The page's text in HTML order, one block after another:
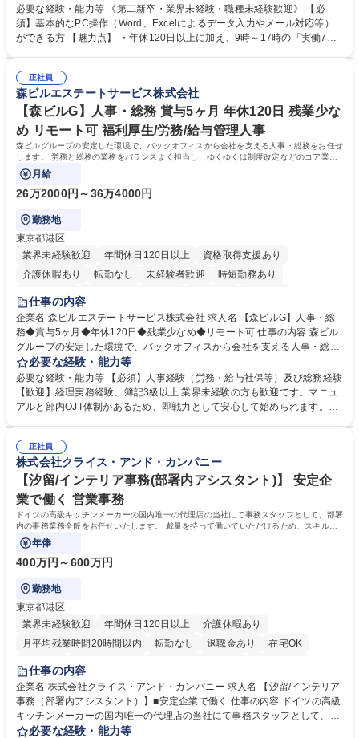
営事務局業務などにも幅広く携わっていただきます。 【会員管理・データ
入力業務】 ・医師（会員）の住所変更、個人情報のシステム登録・更新
・年会費の徴収管理や入金データの照合確認 【問い合わせ対応】 ・会員
年休120日/デスクワーク中心で残業少なめ
必要な経験・能力等 《第二新卒・業界未経験・職種未経験歓迎》 【必
須】基本的なPC操作（Word、Excelによるデータ入力やメール対応等）
ができる方 【魅力点】 ・年休120日以上に加え、9時～17時の「実働7時
整、資料作成、当日の運営サポート 学歴・資格 学歴：大学院 大学 語学
力： 資格：
正社員
森ビルエステートサービス株式会社
【森ビルG】人事・総務 賞与5ヶ月 年休120日 残業少な
め リモート可 福利厚生/労務/給与管理人事
森ビルグループの安定した環境で、バックオフィスから会社を支える人事・総務をお任せ
します。 労務と総務の業務をバランスよく担当し、ゆくゆくは制度改定などのコア業務
にも挑戦できる、やりがいある環境です。
月給
26万2000円～36万4000円
勤務地
東京都港区
業界未経験歓迎
年間休日120日以上
資格取得支援あり
介護休暇あり
転勤なし 未経験者歓迎
時短勤務あり
経験者歓迎
完全週休2日制
交通費支給 長期歓迎 駅近5分以内 土日祝休み
仕事の内容
企業名 森ビルエステートサービス株式会社 求人名 【森ビルG】人事・総
務◆賞与5ヶ月◆年休120日◆残業少なめ◆リモート可 仕事の内容 森ビル
グループの安定した環境で、バックオフィスから会社を支える人事・総務
をお任せします。 労務と総務の業務をバランスよく担当し、ゆくゆくは制
度改定などのコア業務にも挑戦できる、やりがいある環境です。 ■勤怠管
理、給与計算、社会保険手続き、年末調整等の労務管理全般 ■入退社手続
き、社内規定の改定や人事制度改定などのコア業務 ■社内イベントの企画
でも質問・相談できる環境が整っているため、安心して成長できます。 募
集職種 【森ビルG】人事・総務◆賞与5ヶ月◆年休120日◆残業少なめ◆
リモート可
必要な経験・能力等
必要な経験・能力等 【必須】人事経験（労務・給与社保等）及び総務経験
【歓迎】経理実務経験、簿記3級以上 業界未経験の方も歓迎です。マニュ
アルと部内OJT体制があるため、即戦力として安心して始められます。
務に挑戦できるため、自身の成長と組織への貢献度をダイレクトに実感で
きます。 残業少なめ、週1日リモート可など、ワークライフバランスを保
ち長期活躍できる環境です。 「これまでの幅広い経験を活かし、長期的な
キャリアを築きたい」という前向きな意欲と挑戦を全力で応援します。 学
歴・資格 学歴：大学院 大学 高専 短大 専修学校 高校 語学力： 資格：日商
簿記検定1級 日商簿記検定2級 日商簿記検定3級
正社員
株式会社クライス・アンド・カンパニー
【汐留/インテリア事務(部署内アシスタント)】 安定企
業で働く 営業事務
ドイツの高級キッチンメーカーの国内唯一の代理店の当社にて事務スタッフとして、部署
内の事務業務全般をお任せいたします。 裁量を持って働いていただけるため、スキルア
ップも可能です。
年俸
400万円～600万円
勤務地
東京都港区
業界未経験歓迎
年間休日120日以上
介護休暇あり
月平均残業時間20時間以内
転勤なし 退職金あり
在宅OK
育休あり
完全週休2日制
駅近5分以内
土日祝休み
仕事の内容
企業名 株式会社クライス・アンド・カンパニー 求人名 【汐留/インテリア
事務（部署内アシスタント）】■安定企業で働く 仕事の内容 ドイツの高級
キッチンメーカーの国内唯一の代理店の当社にて事務スタッフとして、部
署内の事務業務全般をお任せいたします。 裁量を持って働いていただける
必要な経験・能力等